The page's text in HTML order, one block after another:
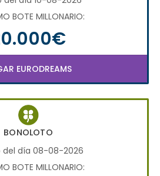
BOTE MILLONARIO:
EURODREAMS
BONOLOTO
del día 08-08-2026
BOTE MILLONARIO: